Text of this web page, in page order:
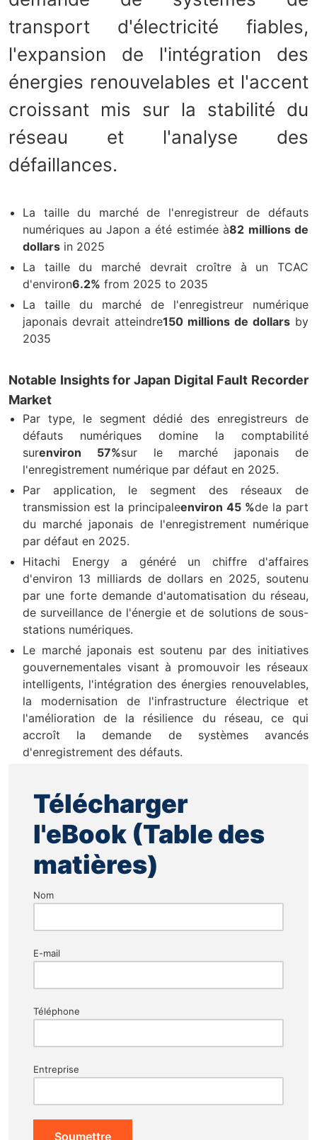
transport d'électricité fiables,
l'expansion de l'intégration des
énergies renouvelables et l'accent
croissant mis sur la stabilité du
réseau et l'analyse des
défaillances.
La taille du marché de l'enregistreur de défauts
numériques au Japon a été estimée à82 millions de
dollars in 2025
La taille du marché devrait croître à un TCAC
d'environ6.2% from 2025 to 2035
La taille du marché de l'enregistreur numérique
japonais devrait atteindre150 millions de dollars by
2035
Notable Insights for Japan Digital Fault Recorder
Market
Par type, le segment dédié des enregistreurs de
défauts numériques domine la comptabilité
surenviron 57%sur le marché japonais de
l'enregistrement numérique par défaut en 2025.
Par application, le segment des réseaux de
transmission est la principaleenviron 45 %de la part
du marché japonais de l'enregistrement numérique
par défaut en 2025.
Hitachi Energy a généré un chiffre d'affaires
d'environ 13 milliards de dollars en 2025, soutenu
par une forte demande d'automatisation du réseau,
de surveillance de l'énergie et de solutions de sous-
stations numériques.
Le marché japonais est soutenu par des initiatives
gouvernementales visant à promouvoir les réseaux
intelligents, l'intégration des énergies renouvelables,
la modernisation de l'infrastructure électrique et
l'amélioration de la résilience du réseau, ce qui
accroît la demande de systèmes avancés
d'enregistrement des défauts.
Télécharger
l'eBook (Table des
matières)
Nom
E-mail
Téléphone
Entreprise
Soumettre